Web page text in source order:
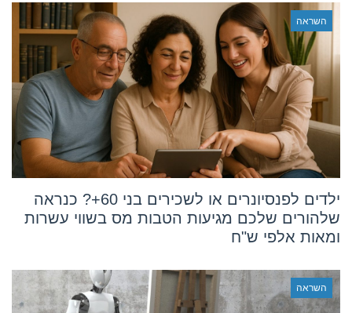
השראה
ילדים לפנסיונרים או לשכירים בני 60+? כנראה
שלהורים שלכם מגיעות הטבות מס בשווי עשרות
ומאות אלפי ש"ח
השראה